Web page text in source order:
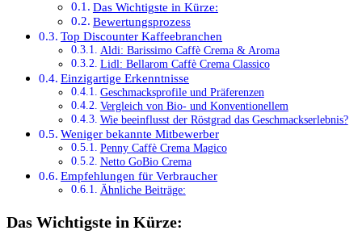
Das Wichtigste in Kürze:
Bewertungsprozess
Top Discounter Kaffeebranchen
Aldi: Barissimo Caffè Crema & Aroma
Lidl: Bellarom Caffè Crema Classico
Einzigartige Erkenntnisse
Geschmacksprofile und Präferenzen
Vergleich von Bio- und Konventionellem
Wie beeinflusst der Röstgrad das Geschmackserlebnis?
Weniger bekannte Mitbewerber
Penny Caffè Crema Magico
Netto GoBio Crema
Empfehlungen für Verbraucher
Ähnliche Beiträge:
Das Wichtigste in Kürze: